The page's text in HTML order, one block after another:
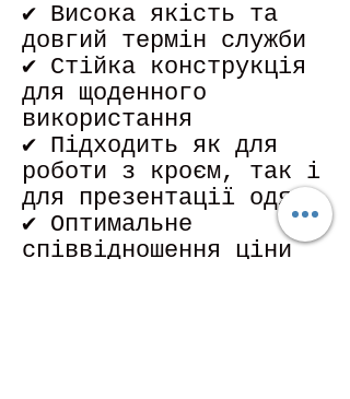
✔ Висока якість та
довгий термін служби
✔ Стійка конструкція
для щоденного
використання
✔ Підходить як для
роботи з кроєм, так і
для презентації одягу
✔ Оптимальне
співвідношення ціни